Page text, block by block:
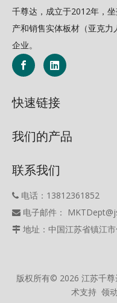
千尊达，成立于2012年，
产和销售实体板材（亚克
企业。
快速链接
我们的产品
联系我们
 电话：13812361852
 电子邮件：
 地址：中国江苏省镇江
版权所有© 2026 江苏千
术支持 领